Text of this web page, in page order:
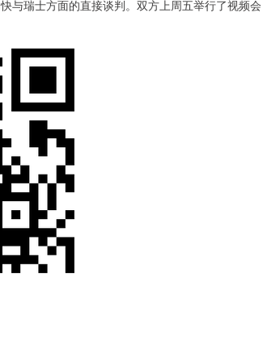
瑞士方面的直接谈判。双方上周五举行了视频会